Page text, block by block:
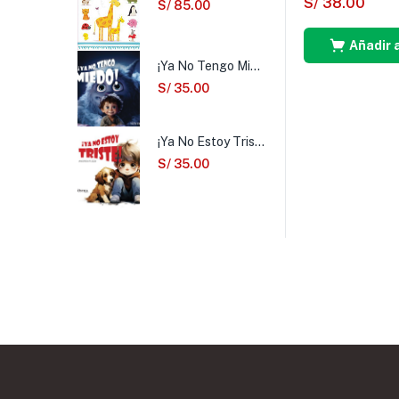
S/ 38.00
Añadir
S/ 85.00
¡Ya No Tengo Miedo!
S/ 35.00
¡Ya No Estoy Triste!
S/ 35.00